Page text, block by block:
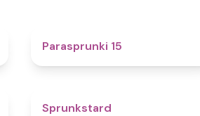
Parasprunki 15
Sprunkstard